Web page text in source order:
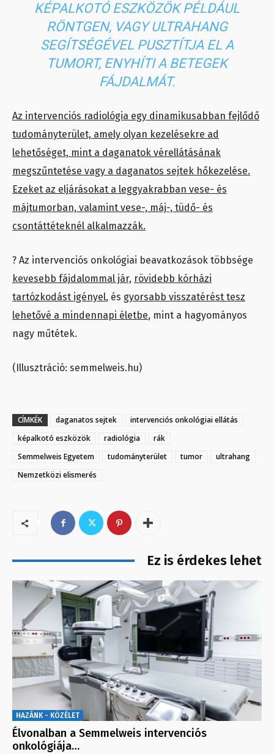
KÉPALKOTÓ ESZKÖZÖK PÉLDÁUL
RÖNTGEN, VAGY ULTRAHANG
SEGÍTSÉGÉVEL PUSZTÍTJA EL A
TUMORT, ENYHÍTI A BETEGEK
FÁJDALMÁT.
Az intervenciós radiológia egy dinamikusabban fejlődő
tudományterület, amely olyan kezelésekre ad
lehetőséget, mint a daganatok vérellátásának
megszűntetése vagy a daganatos sejtek hőkezelése.
Ezeket az eljárásokat a leggyakrabban vese- és
májtumorban, valamint vese-, máj-, tüdő- és
csontáttéteknél alkalmazzák.
? Az intervenciós onkológiai beavatkozások többsége
kevesebb fájdalommal jár, rövidebb kórházi
tartózkodást igényel, és gyorsabb visszatérést tesz
lehetővé a mindennapi életbe, mint a hagyományos
nagy műtétek.
(Illusztráció: semmelweis.hu)
CÍMKÉK daganatos sejtek
intervenciós onkológiai ellátás
képalkotó eszközök
radiológia
rák
Semmelweis Egyetem
tudományterület tumor
ultrahang
Nemzetközi elismerés
Ez is érdekes lehet
HAZÁNK - KÖZÉLET
Élvonalban a Semmelweis intervenciós
onkológiája…